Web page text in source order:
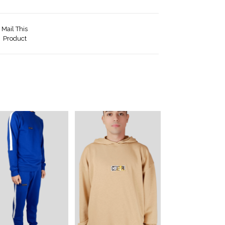
Mail This
Product